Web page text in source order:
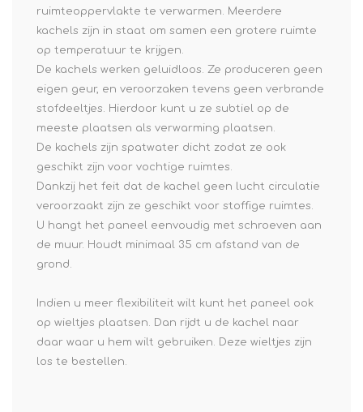
ruimteoppervlakte te verwarmen. Meerdere
kachels zijn in staat om samen een grotere ruimte
op temperatuur te krijgen.
De kachels werken geluidloos. Ze produceren geen
eigen geur, en veroorzaken tevens geen verbrande
stofdeeltjes. Hierdoor kunt u ze subtiel op de
meeste plaatsen als verwarming plaatsen.
De kachels zijn spatwater dicht zodat ze ook
geschikt zijn voor vochtige ruimtes.
Dankzij het feit dat de kachel geen lucht circulatie
veroorzaakt zijn ze geschikt voor stoffige ruimtes.
U hangt het paneel eenvoudig met schroeven aan
de muur. Houdt minimaal 35 cm afstand van de
grond.
Indien u meer flexibiliteit wilt kunt het paneel ook
op wieltjes plaatsen. Dan rijdt u de kachel naar
daar waar u hem wilt gebruiken. Deze wieltjes zijn
los te bestellen.